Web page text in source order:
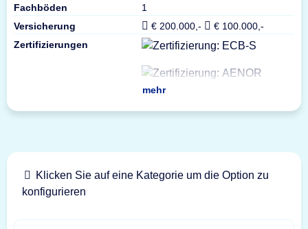
Fachböden
1
Versicherung
€ 200.000,-
€ 100.000,-
Zertifizierungen
mehr
Klicken Sie auf eine Kategorie um die Option zu
konfigurieren